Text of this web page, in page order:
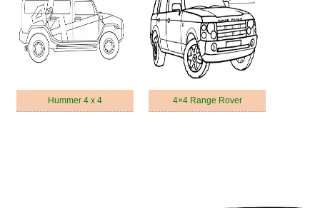
Hummer 4 x 4 4×4 Range Rover